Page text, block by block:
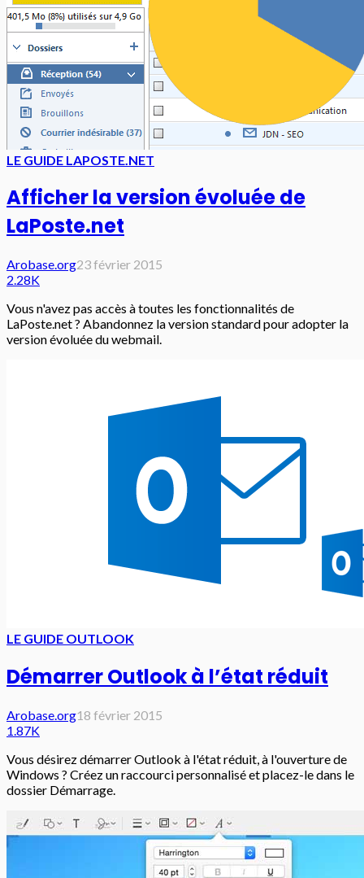
LE GUIDE LAPOSTE.NET
Afficher la version évoluée de
LaPoste.net
Arobase.org23 février 2015
2.28K
Vous n'avez pas accès à toutes les fonctionnalités de
LaPoste.net ? Abandonnez la version standard pour adopter la
version évoluée du webmail.
LE GUIDE OUTLOOK
Démarrer Outlook à l’état réduit
Arobase.org18 février 2015
1.87K
Vous désirez démarrer Outlook à l'état réduit, à l'ouverture de
Windows ? Créez un raccourci personnalisé et placez-le dans le
dossier Démarrage.